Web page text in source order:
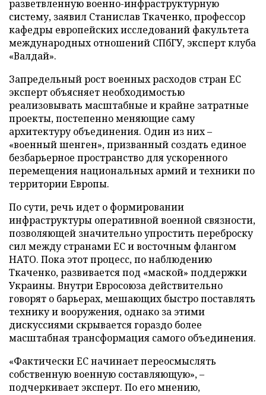
разветвленную военно-инфраструктурную
систему, заявил Станислав Ткаченко, профессор
кафедры европейских исследований факультета
международных отношений СПбГУ, эксперт клуба
«Валдай».
Запредельный рост военных расходов стран ЕС
эксперт объясняет необходимостью
реализовывать масштабные и крайне затратные
проекты, постепенно меняющие саму
архитектуру объединения. Один из них –
«военный шенген», призванный создать единое
безбарьерное пространство для ускоренного
перемещения национальных армий и техники по
территории Европы.
По сути, речь идет о формировании
инфраструктуры оперативной военной связности,
позволяющей значительно упростить переброску
сил между странами ЕС и восточным флангом
НАТО. Пока этот процесс, по наблюдению
Ткаченко, развивается под «маской» поддержки
Украины. Внутри Евросоюза действительно
говорят о барьерах, мешающих быстро поставлять
технику и вооружения, однако за этими
дискуссиями скрывается гораздо более
масштабная трансформация самого объединения.
«Фактически ЕС начинает переосмыслять
собственную военную составляющую», –
подчеркивает эксперт. По его мнению,